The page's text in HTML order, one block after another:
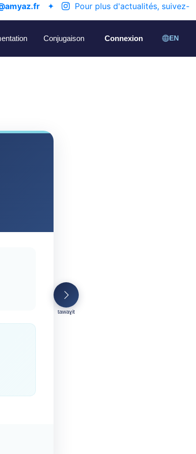
✦
Pour plus d'actualités, suivez-
Conjugaison Connexion EN
tawaɣit